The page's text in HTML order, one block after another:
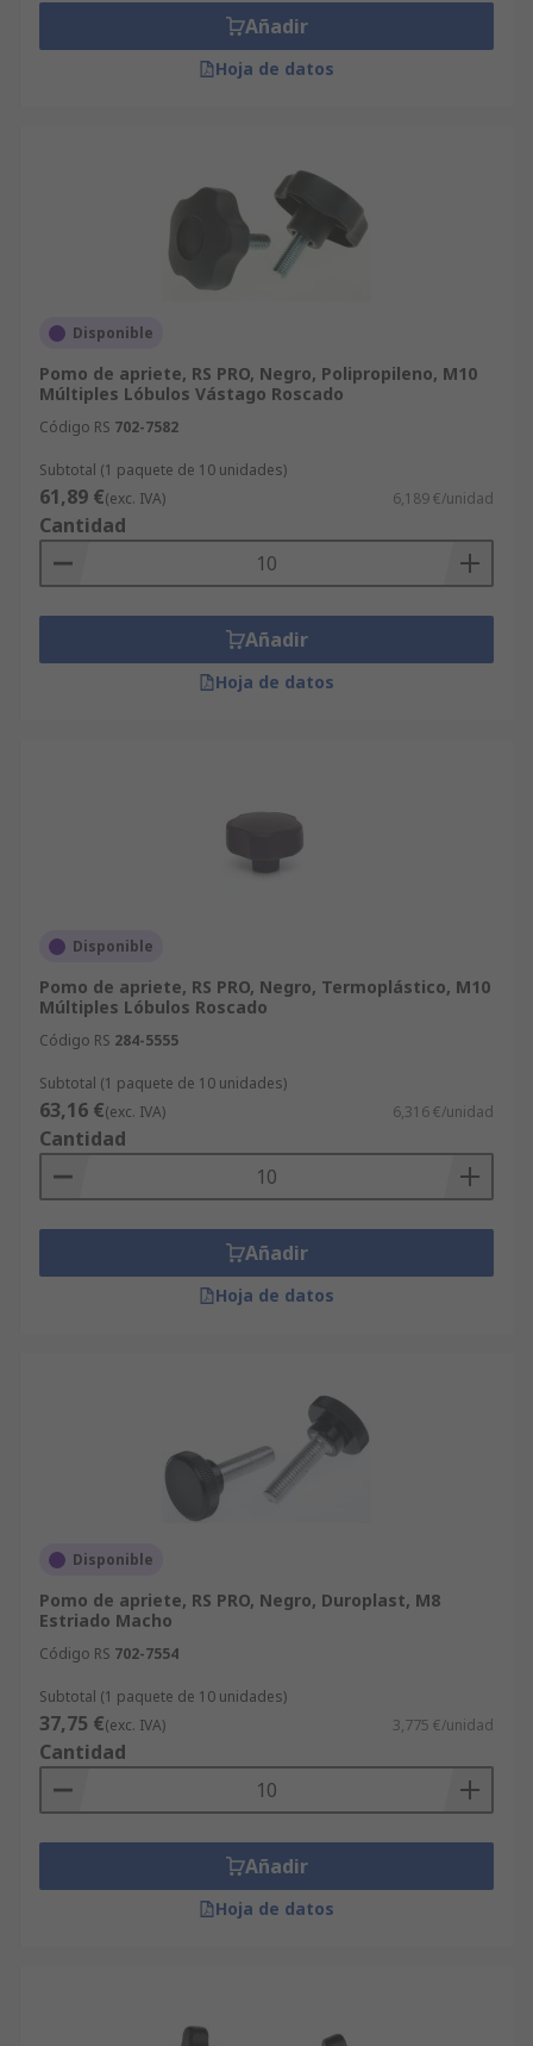
Añadir
Hoja de datos
Disponible
Pomo de apriete, RS PRO, Negro, Polipropileno, M10
Múltiples Lóbulos Vástago Roscado
Código RS 702-7582
Subtotal (1 paquete de 10 unidades)
61,89 €(exc. IVA) 6,189 €/unidad
Cantidad
Añadir
Hoja de datos
Disponible
Pomo de apriete, RS PRO, Negro, Termoplástico, M10
Múltiples Lóbulos Roscado
Código RS 284-5555
Subtotal (1 paquete de 10 unidades)
63,16 €(exc. IVA) 6,316 €/unidad
Cantidad
Añadir
Hoja de datos
Disponible
Pomo de apriete, RS PRO, Negro, Duroplast, M8
Estriado Macho
Código RS 702-7554
Subtotal (1 paquete de 10 unidades)
37,75 €(exc. IVA) 3,775 €/unidad
Cantidad
Añadir
Hoja de datos